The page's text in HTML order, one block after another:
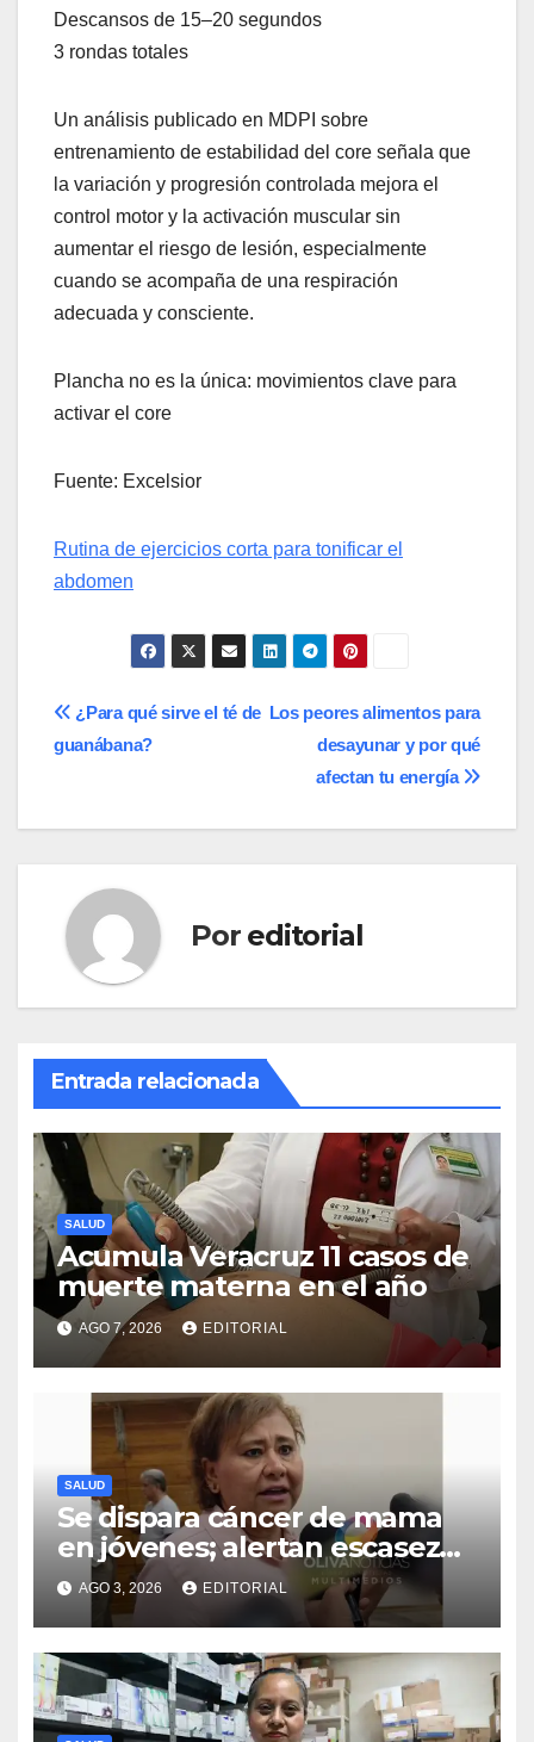
Descansos de 15–20 segundos
3 rondas totales
Un análisis publicado en MDPI sobre
entrenamiento de estabilidad del core señala que
la variación y progresión controlada mejora el
control motor y la activación muscular sin
aumentar el riesgo de lesión, especialmente
cuando se acompaña de una respiración
adecuada y consciente.
Plancha no es la única: movimientos clave para
activar el core
Fuente: Excelsior
Rutina de ejercicios corta para tonificar el
abdomen
Navegación
de
entradas
Los peores alimentos para
desayunar y por qué
afectan tu energía
¿Para qué sirve el té de
guanábana?
Por editorial
Entrada relacionada
SALUD
Acumula Veracruz 11 casos de
muerte materna en el año
AGO 7, 2026 EDITORIAL
SALUD
Se dispara cáncer de mama
en jóvenes; alertan escasez
intermitente de fármacos
AGO 3, 2026 EDITORIAL